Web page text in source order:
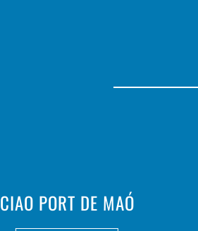
CIAO PORT DE MAÓ